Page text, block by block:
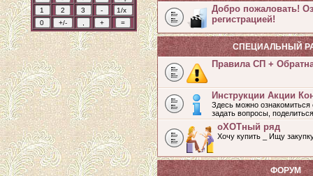
Добро пожаловать!
регистрацией!
СПЕЦИАЛЬНЫЙ
Правила СП +
Инструкции Акции
Здесь можно
задать вопросы,
оХОТный ряд
Хочу купить _ Ищу
ФОРУМ